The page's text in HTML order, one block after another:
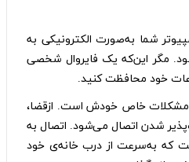
شما به‌صورت الکترونیکی به
مگر این‌که یک فایروال شخصی
خود محافظت کنید.
مشکلات خاص خودش است. ازقضا،
شدن اتصال می‌شود. اتصال به
که به‌سرعت از درب خانه‌ی خود